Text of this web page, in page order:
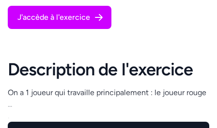
J'accède à l'exercice
Description de l'exercice
On a 1 joueur qui travaille principalement : le joueur rouge
...
.